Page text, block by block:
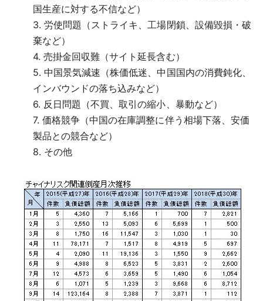
国生産に対する不信など）
3. 労使問題（ストライキ、工場閉鎖、設備毀損・破
棄など）
4. 売掛金回収難（サイト延長含む）
5. 中国景気減速（株価低迷、中国国内の消費鈍化、
インバウンドの落ち込みなど）
6. 反日問題（不買、取引の縮小、暴動など）
7. 価格競争（中国の在庫調整に伴う相場下落、安価
製品との競合など）
8. その他